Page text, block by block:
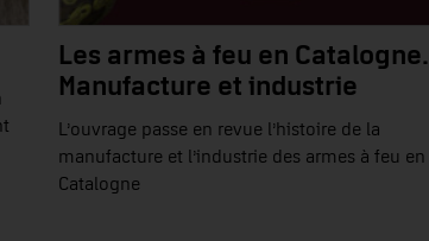
Les armes à feu en Catalogne.
Manufacture et industrie
L’ouvrage passe en revue l’histoire de la
manufacture et l’industrie des armes à feu en
Catalogne